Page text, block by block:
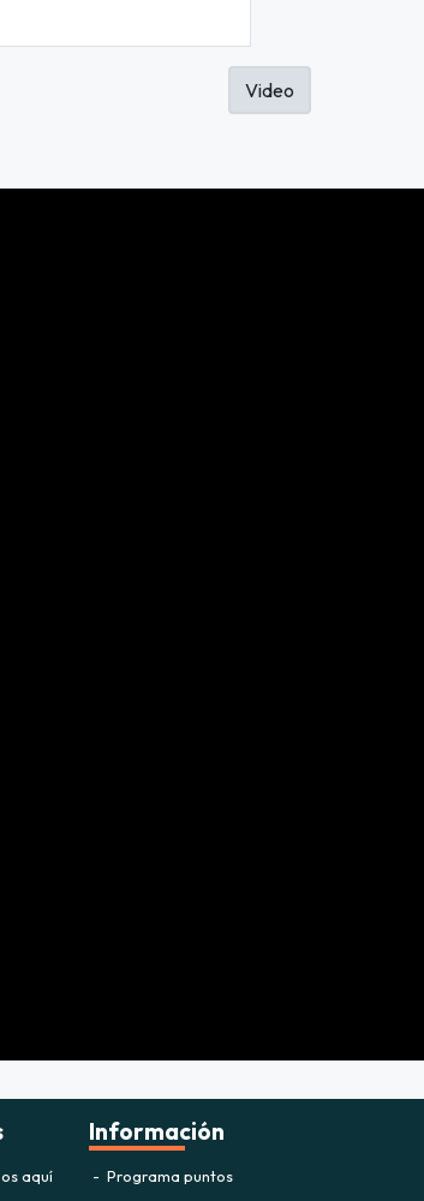
Video
aquí
Información
Programa puntos